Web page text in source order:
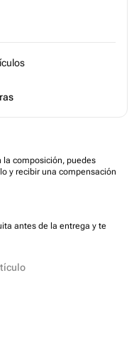
la composición, puedes
y recibir una compensación
antes de la entrega y te